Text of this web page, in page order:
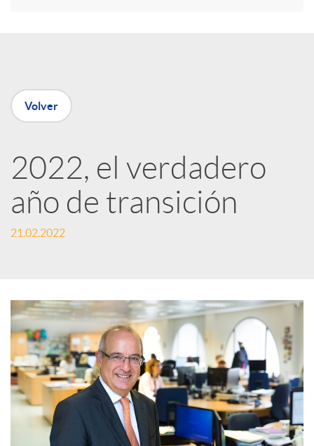
n
R
e
e
s
S
Volver
2022, el verdadero
año de transición
21.02.2022